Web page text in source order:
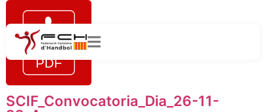
SCIF_Convocatoria_Dia_26-11-